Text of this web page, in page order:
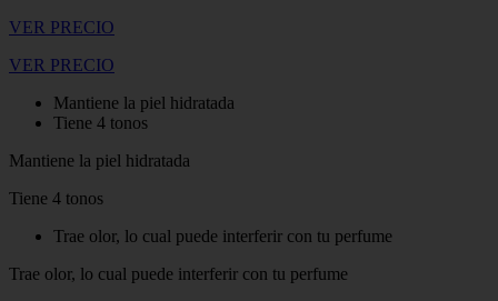
VER PRECIO
VER PRECIO
Mantiene la piel hidratada
Tiene 4 tonos
Mantiene la piel hidratada
Tiene 4 tonos
Trae olor, lo cual puede interferir con tu perfume
Trae olor, lo cual puede interferir con tu perfume